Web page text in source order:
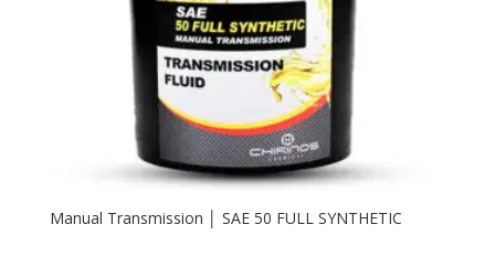
Manual Transmission │ SAE 50 FULL SYNTHETIC